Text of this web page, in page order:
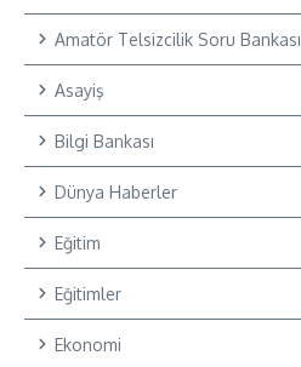
Amatör Telsizcilik Soru Bankası
Asayiş
Bilgi Bankası
Dünya Haberler
Eğitim
Eğitimler
Ekonomi